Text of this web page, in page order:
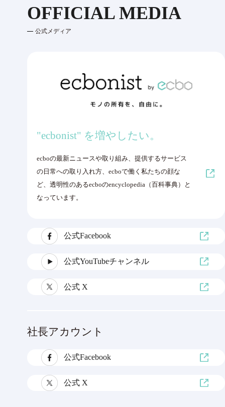
OFFICIAL MEDIA
公式メディア
"ecbonist" を増やしたい。
ecboの最新ニュースや取り組み、提供するサービス
の日常への取り入れ方、ecboで働く私たちの顔な
ど、透明性のあるecboのencyclopedia（百科事典）と
なっています。
公式Facebook
公式YouTubeチャンネル
公式 X
社長アカウント
公式Facebook
公式 X